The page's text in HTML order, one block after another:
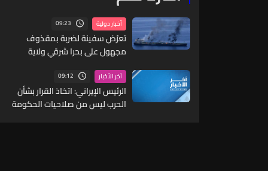
أخبار دولية 09:23
تعرّض سفينة لضربة بمقذوف
مجهول على بحرا شرقي ولاية
آخر الأخبار 09:12
الرئيس الإيراني: اتخاذ القرار بشأن
الحرب ليس من صلاحيات الحكومة